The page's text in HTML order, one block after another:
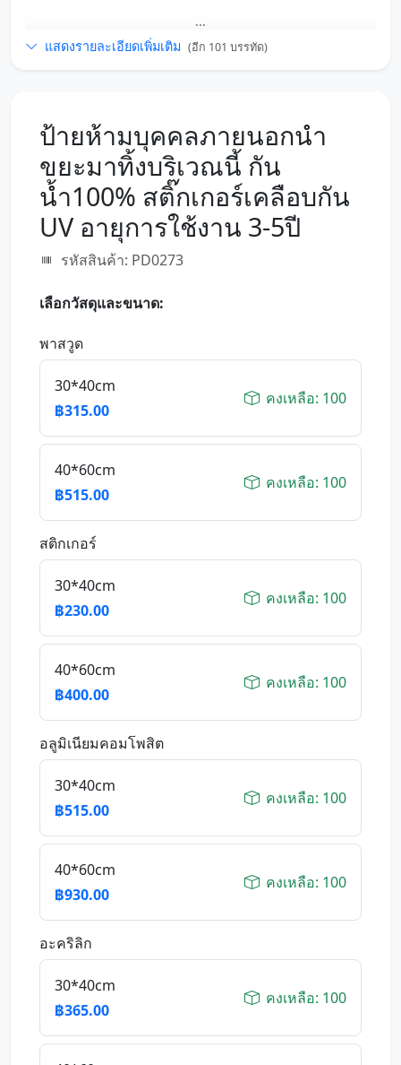
...
แสดงรายละเอียดเพิ่มเติม (อีก 101 บรรทัด)
ป้ายห้ามบุคคลภายนอกนำ
ขยะมาทิ้งบริเวณนี้ กัน
น้ำ100% สติ๊กเกอร์เคลือบกัน
UV อายุการใช้งาน 3-5ปี
รหัสสินค้า: PD0273
เลือกวัสดุและขนาด:
พาสวูด
30*40cm
฿315.00
คงเหลือ: 100
40*60cm
฿515.00
คงเหลือ: 100
สติกเกอร์
30*40cm
฿230.00
คงเหลือ: 100
40*60cm
฿400.00
คงเหลือ: 100
อลูมิเนียมคอมโพสิต
30*40cm
฿515.00
คงเหลือ: 100
40*60cm
฿930.00
คงเหลือ: 100
อะคริลิก
30*40cm
฿365.00
คงเหลือ: 100